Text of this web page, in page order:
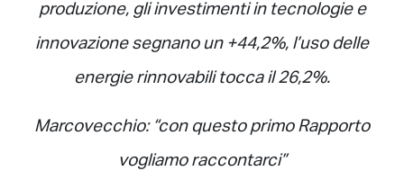
produzione, gli investimenti in tecnologie e
innovazione segnano un +44,2%, l’uso delle
energie rinnovabili tocca il 26,2%.
Marcovecchio: “con questo primo Rapporto
vogliamo raccontarci”